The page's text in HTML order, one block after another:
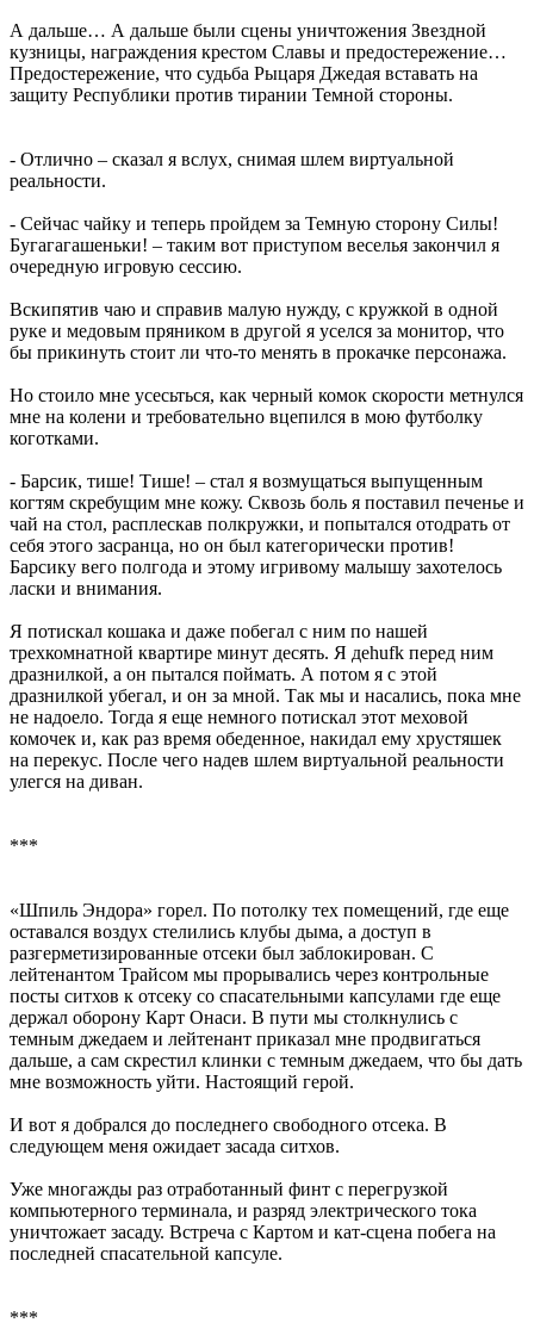
А дальше… А дальше были сцены уничтожения Звездной
кузницы, награждения крестом Славы и предостережение…
Предостережение, что судьба Рыцаря Джедая вставать на
защиту Республики против тирании Темной стороны.
- Отлично – сказал я вслух, снимая шлем виртуальной
реальности.
- Сейчас чайку и теперь пройдем за Темную сторону Силы!
Бугагагашеньки! – таким вот приступом веселья закончил я
очередную игровую сессию.
Вскипятив чаю и справив малую нужду, с кружкой в одной
руке и медовым пряником в другой я уселся за монитор, что
бы прикинуть стоит ли что-то менять в прокачке персонажа.
Но стоило мне усесьться, как черный комок скорости метнулся
мне на колени и требовательно вцепился в мою футболку
коготками.
- Барсик, тише! Тише! – стал я возмущаться выпущенным
когтям скребущим мне кожу. Сквозь боль я поставил печенье и
чай на стол, расплескав полкружки, и попытался отодрать от
себя этого засранца, но он был категорически против!
Барсику вего полгода и этому игривому малышу захотелось
ласки и внимания.
Я потискал кошака и даже побегал с ним по нашей
трехкомнатной квартире минут десять. Я деhufk перед ним
дразнилкой, а он пытался поймать. А потом я с этой
дразнилкой убегал, и он за мной. Так мы и насались, пока мне
не надоело. Тогда я еще немного потискал этот меховой
комочек и, как раз время обеденное, накидал ему хрустяшек
на перекус. После чего надев шлем виртуальной реальности
улегся на диван.
***
«Шпиль Эндора» горел. По потолку тех помещений, где еще
оставался воздух стелились клубы дыма, а доступ в
разгерметизированные отсеки был заблокирован. С
лейтенантом Трайсом мы прорывались через контрольные
посты ситхов к отсеку со спасательными капсулами где еще
держал оборону Карт Онаси. В пути мы столкнулись с
темным джедаем и лейтенант приказал мне продвигаться
дальше, а сам скрестил клинки с темным джедаем, что бы дать
мне возможность уйти. Настоящий герой.
И вот я добрался до последнего свободного отсека. В
следующем меня ожидает засада ситхов.
Уже многажды раз отработанный финт с перегрузкой
компьютерного терминала, и разряд электрического тока
уничтожает засаду. Встреча с Картом и кат-сцена побега на
последней спасательной капсуле.
***